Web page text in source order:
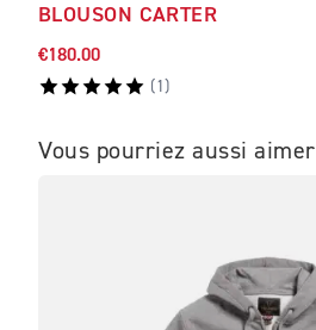
BLOUSON CARTER
€180.00
( 1 )
Vous pourriez aussi aimer